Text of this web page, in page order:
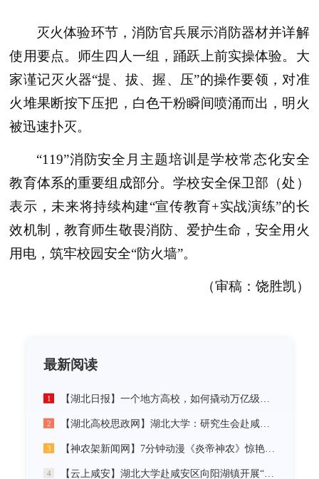
灭火体验环节，消防官兵展示消防器材并详解
使用要点。师生四人一组，踊跃上前实操体验。大
家谨记灭火器“提、拔、握、压”的操作要领，对准
火堆果断按下压把，白色干粉瞬间喷涌而出，明火
被迅速扑灭。
“119”消防安全月主题培训是学校常态化安全
教育体系的重要组成部分。学校安全保卫部（处）
表示，未来将持续构建“宣传教育+实战演练”的长
效机制，教育师生敬畏消防、爱护生命，安全用火
用电，筑牢校园安全“防火墙”。
（审稿：饶胜凯）
最新阅读
1
2
3
4